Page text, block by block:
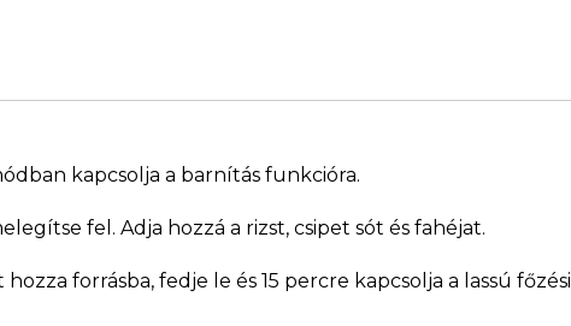
kapcsolja a barnítás funkcióra.
fel. Adja hozzá a rizst, csipet sót és fahéjat.
forrásba, fedje le és 15 percre kapcsolja a lassú főzési